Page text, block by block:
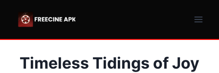
Timeless Tidings of Joy